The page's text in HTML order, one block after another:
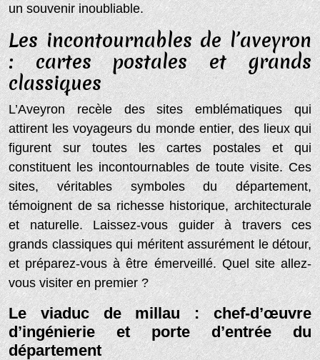
un souvenir inoubliable.
Les incontournables de l’aveyron
: cartes postales et grands
classiques
L’Aveyron recèle des sites emblématiques qui
attirent les voyageurs du monde entier, des lieux qui
figurent sur toutes les cartes postales et qui
constituent les incontournables de toute visite. Ces
sites, véritables symboles du département,
témoignent de sa richesse historique, architecturale
et naturelle. Laissez-vous guider à travers ces
grands classiques qui méritent assurément le détour,
et préparez-vous à être émerveillé. Quel site allez-
vous visiter en premier ?
Le viaduc de millau : chef-d’œuvre
d’ingénierie et porte d’entrée du
département